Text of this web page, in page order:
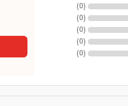
(
0
)
(
0
)
(
0
)
(
0
)
(
0
)